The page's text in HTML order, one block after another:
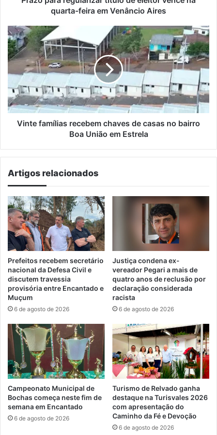
Aires
quarta-feira em Venâncio Aires
Vinte
famílias
recebem
chaves
no
bairro
Boa
UniãoVinte famílias recebem chaves de casas no bairro
Boa União em Estrela
Artigos relacionados
Prefeitos recebem secretário
nacional da Defesa Civil e
discutem travessia
provisória entre Encantado e
Muçum
6 de agosto de 2026
Justiça condena ex-
vereador Pegari a mais de
quatro anos de reclusão por
declaração considerada
racista
6 de agosto de 2026
Campeonato Municipal de
Bochas começa neste fim de
semana em Encantado
6 de agosto de 2026
Turismo de Relvado ganha
destaque na Turisvales 2026
com apresentação do
Caminho da Fé e Devoção
6 de agosto de 2026